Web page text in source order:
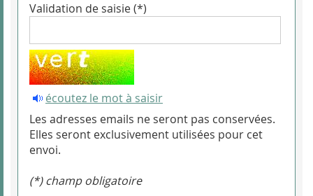
Validation de saisie (*)
écoutez le mot à saisir
Les adresses emails ne seront pas conservées.
Elles seront exclusivement utilisées pour cet
envoi.
(*) champ obligatoire